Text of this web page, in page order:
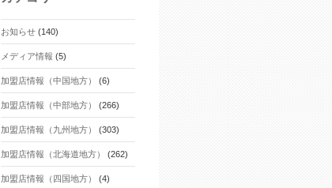
お知らせ(140)
メディア情報 (5)
加盟店情報（中国地方） (6)
加盟店情報（中部地方） (266)
加盟店情報（九州地方） (303)
加盟店情報（北海道地方） (262)
加盟店情報（四国地方） (4)